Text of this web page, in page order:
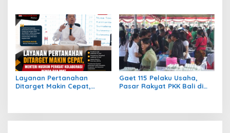
Manuver Lapangan LKO
Kogabwilhan II
Pasti
Layanan Pertanahan
Ditarget Makin Cepat,
Gaet 115 Pelaku Usaha,
Pasar Rakyat PKK Bali di